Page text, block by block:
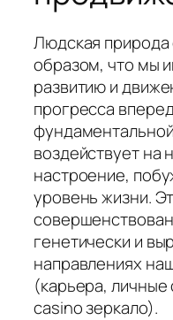
Людская природа
образом, что мы
развитию и
прогресса
воздействует на
настроение,
уровень жизни.
генетически и
направлениях
(карьера, личные
casino зеркало).